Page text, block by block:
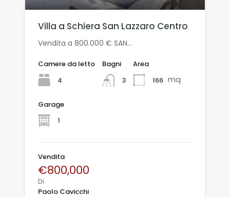
Villa a Schiera San Lazzaro Centro
Vendita a 800.000 € SAN…
Camere da letto
4
Bagni
3
Area
166 mq
Garage
1
Vendita
€800,000
Di
Paolo Cavicchi